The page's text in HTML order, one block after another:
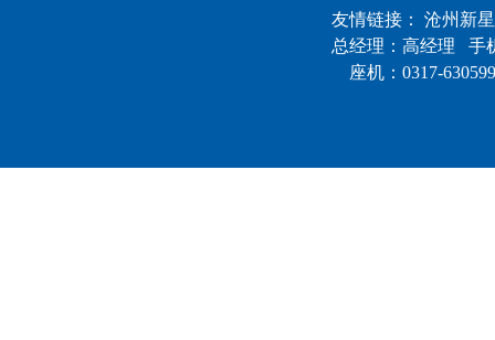
友情链接： 沧州新
总经理：高经理 手
座机：0317-